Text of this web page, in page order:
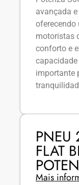
avançada
oferecendo
motoristas
conforto e
importante
PNEU
FLAT
Mais